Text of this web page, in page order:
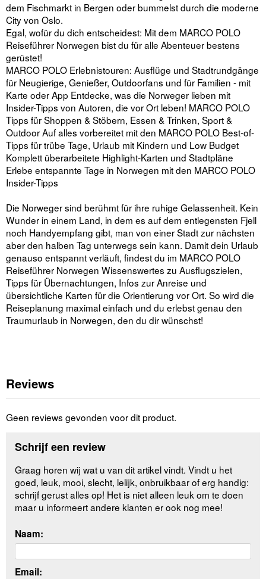
dem Fischmarkt in Bergen oder bummelst durch die moderne
City von Oslo.
Egal, wofür du dich entscheidest: Mit dem MARCO POLO
Reiseführer Norwegen bist du für alle Abenteuer bestens
gerüstet!
MARCO POLO Erlebnistouren: Ausflüge und Stadtrundgänge
für Neugierige, Genießer, Outdoorfans und für Familien - mit
Karte oder App Entdecke, was die Norweger lieben mit
Insider-Tipps von Autoren, die vor Ort leben! MARCO POLO
Tipps für Shoppen & Stöbern, Essen & Trinken, Sport &
Outdoor Auf alles vorbereitet mit den MARCO POLO Best-of-
Tipps für trübe Tage, Urlaub mit Kindern und Low Budget
Komplett überarbeitete Highlight-Karten und Stadtpläne
Erlebe entspannte Tage in Norwegen mit den MARCO POLO
Insider-Tipps
Die Norweger sind berühmt für ihre ruhige Gelassenheit. Kein
Wunder in einem Land, in dem es auf dem entlegensten Fjell
noch Handyempfang gibt, man von einer Stadt zur nächsten
aber den halben Tag unterwegs sein kann. Damit dein Urlaub
genauso entspannt verläuft, findest du im MARCO POLO
Reiseführer Norwegen Wissenswertes zu Ausflugszielen,
Tipps für Übernachtungen, Infos zur Anreise und
übersichtliche Karten für die Orientierung vor Ort. So wird die
Reiseplanung maximal einfach und du erlebst genau den
Traumurlaub in Norwegen, den du dir wünschst!
Reviews
Geen reviews gevonden voor dit product.
Schrijf een review
Graag horen wij wat u van dit artikel vindt. Vindt u het
goed, leuk, mooi, slecht, lelijk, onbruikbaar of erg handig:
schrijf gerust alles op! Het is niet alleen leuk om te doen
maar u informeert andere klanten er ook nog mee!
Naam:
Email: